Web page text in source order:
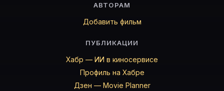
АВТОРАМ
Добавить фильм
ПУБЛИКАЦИИ
Хабр — ИИ в киносервисе
Профиль на Хабре
Дзен — Movie Planner